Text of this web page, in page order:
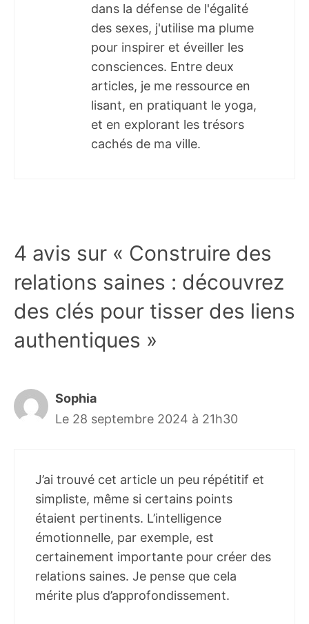
dans la défense de l'égalité
des sexes, j'utilise ma plume
pour inspirer et éveiller les
consciences. Entre deux
articles, je me ressource en
lisant, en pratiquant le yoga,
et en explorant les trésors
cachés de ma ville.
4 avis sur « Construire des
relations saines : découvrez
des clés pour tisser des liens
authentiques »
Sophia
Le 28 septembre 2024 à 21h30
J’ai trouvé cet article un peu répétitif et
simpliste, même si certains points
étaient pertinents. L’intelligence
émotionnelle, par exemple, est
certainement importante pour créer des
relations saines. Je pense que cela
mérite plus d’approfondissement.